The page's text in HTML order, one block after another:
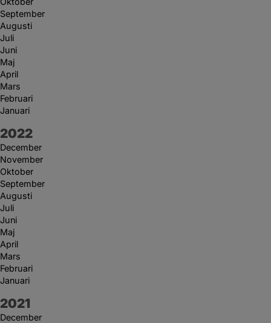
September
Augusti
Juli
Juni
Maj
April
Mars
Februari
Januari
År:
2022
December
November
Oktober
September
Augusti
Juli
Juni
Maj
April
Mars
Februari
Januari
År:
2021
December